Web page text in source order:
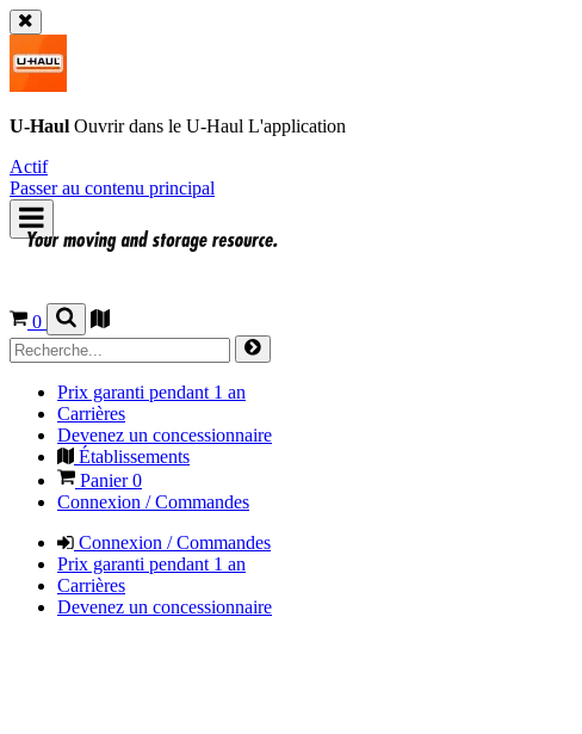
U-Haul Ouvrir dans le U-Haul L'application
Actif
Passer au contenu principal
0
Prix garanti pendant 1 an
Carrières
Devenez un concessionnaire
Établissements
Panier0
Connexion / Commandes
Connexion / Commandes
Prix garanti pendant 1 an
Carrières
Devenez un concessionnaire